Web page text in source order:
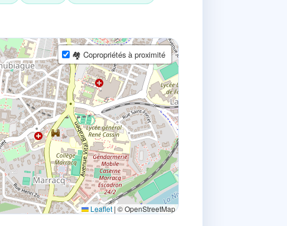
🏘 Copropriétés à proximité
Leaflet | © OpenStreetMap